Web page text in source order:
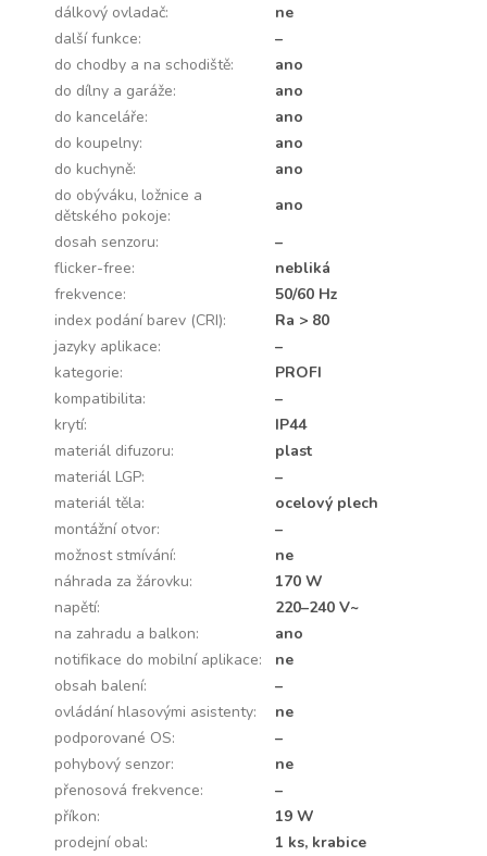
dálkový ovladač:
ne
další funkce:
–
do chodby a na schodiště:
ano
do dílny a garáže:
ano
do kanceláře:
ano
do koupelny:
ano
do kuchyně:
ano
do obýváku, ložnice a
dětského pokoje:
ano
dosah senzoru:
–
flicker-free:
nebliká
frekvence:
50/60 Hz
index podání barev (CRI):
Ra > 80
jazyky aplikace:
–
kategorie:
PROFI
kompatibilita:
–
krytí:
IP44
materiál difuzoru:
plast
materiál LGP:
–
materiál těla:
ocelový plech
montážní otvor:
–
možnost stmívání:
ne
náhrada za žárovku:
170 W
napětí:
220–240 V~
na zahradu a balkon:
ano
notifikace do mobilní aplikace:
ne
obsah balení:
–
ovládání hlasovými asistenty:
ne
podporované OS:
–
pohybový senzor:
ne
přenosová frekvence:
–
příkon:
19 W
prodejní obal:
1 ks, krabice